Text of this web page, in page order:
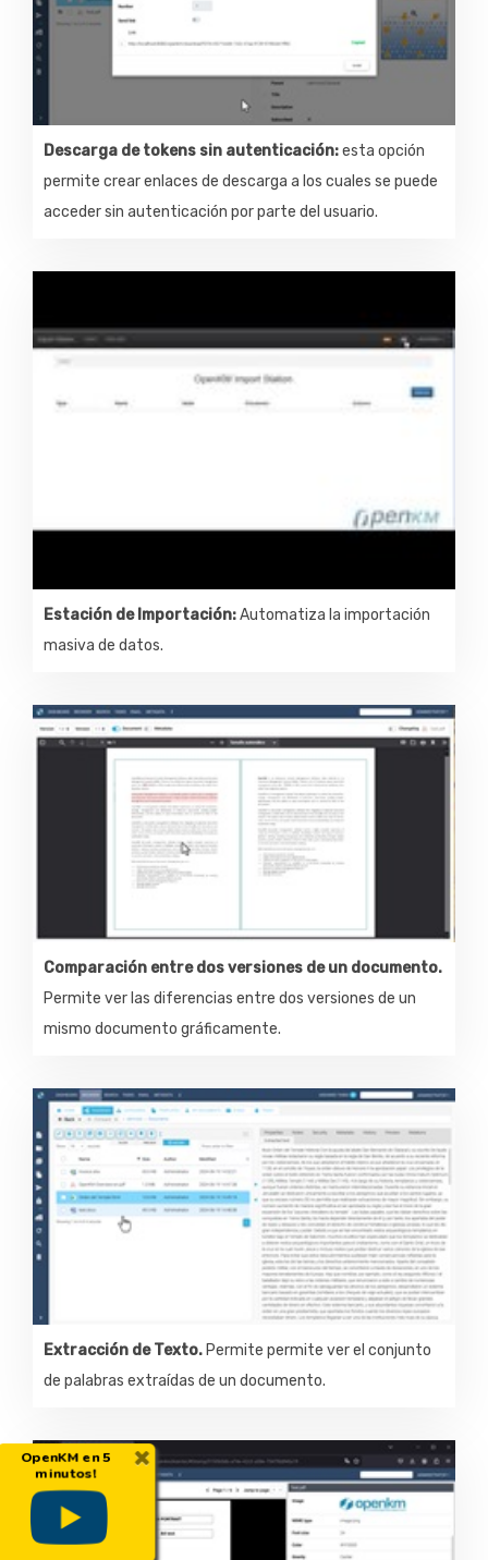
Descarga de tokens sin autenticación:esta opción
permite crear enlaces de descarga a los cuales se puede
acceder sin autenticación por parte del usuario.
Estación de Importación:Automatiza la importación
masiva de datos.
Comparación entre dos versiones de un documento.
Permite ver las diferencias entre dos versiones de un
mismo documento gráficamente.
Extracción de Texto.Permite permite ver el conjunto
de palabras extraídas de un documento.
×
OpenKM en 5
minutos!